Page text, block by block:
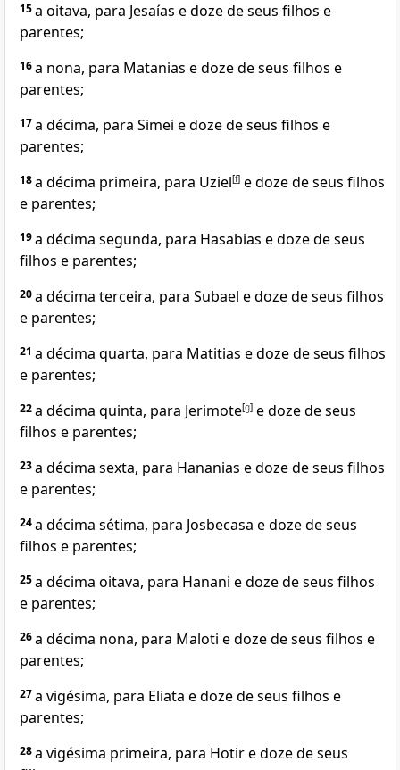
15a oitava, para Jesaías e doze de seus filhos e
parentes;
16a nona, para Matanias e doze de seus filhos e
parentes;
17a décima, para Simei e doze de seus filhos e
parentes;
18a décima primeira, para Uziel[f] e doze de seus filhos
e parentes;
19a décima segunda, para Hasabias e doze de seus
filhos e parentes;
20a décima terceira, para Subael e doze de seus filhos
e parentes;
21 a décima quarta, para Matitias e doze de seus filhos
e parentes;
22a décima quinta, para Jerimote[g] e doze de seus
filhos e parentes;
23a décima sexta, para Hananias e doze de seus filhos
e parentes;
24a décima sétima, para Josbecasa e doze de seus
filhos e parentes;
25a décima oitava, para Hanani e doze de seus filhos
e parentes;
26a décima nona, para Maloti e doze de seus filhos e
parentes;
27a vigésima, para Eliata e doze de seus filhos e
parentes;
28a vigésima primeira, para Hotir e doze de seus